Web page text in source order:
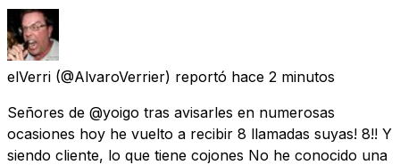
elVerri (@AlvaroVerrier) reportó hace 2 minutos
Señores de @yoigo tras avisarles en numerosas
ocasiones hoy he vuelto a recibir 8 llamadas suyas! 8!! Y
siendo cliente, lo que tiene cojones No he conocido una